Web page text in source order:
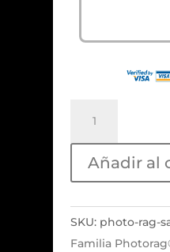
Añadir al
SKU: photo-rag-
Familia